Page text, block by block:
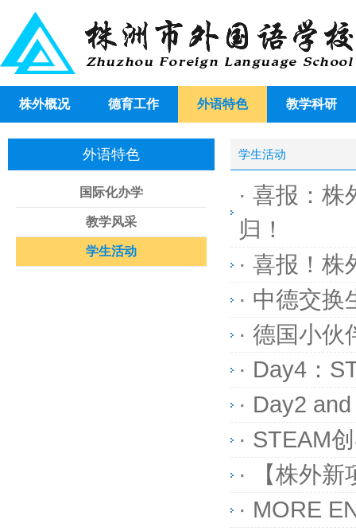
株外概况 德育工作 外语特色 教学科研
外语特色
国际化办学
教学风采
学生活动
学生活动
· 喜报：株
归！
· 喜报！株
· 中德交换
· 德国小伙
· Day4：
· Day2
· STEAM
·
【株外
· MORE